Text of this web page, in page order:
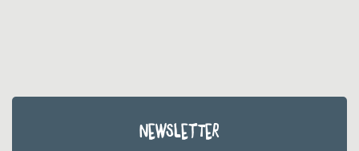
NEWSLETTER